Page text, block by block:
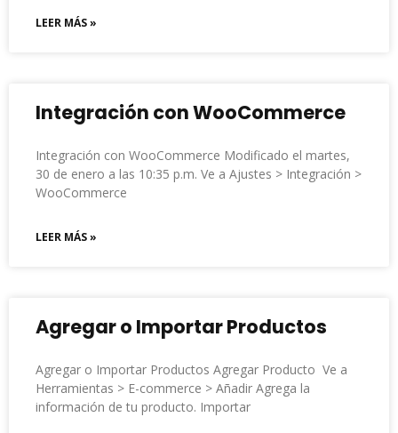
LEER MÁS »
Integración con WooCommerce
Integración con WooCommerce Modificado el martes,
30 de enero a las 10:35 p.m. Ve a Ajustes > Integración >
WooCommerce
LEER MÁS »
Agregar o Importar Productos
Agregar o Importar Productos Agregar Producto Ve a
Herramientas > E-commerce > Añadir Agrega la
información de tu producto. Importar